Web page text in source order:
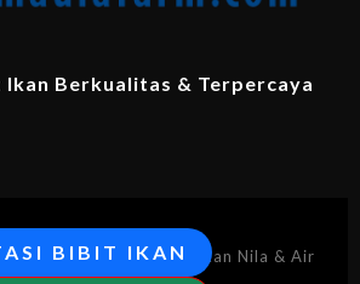
Berkualitas & Terpercaya
– Supplier Bibit Ikan Nila & Air
BIBIT IKAN